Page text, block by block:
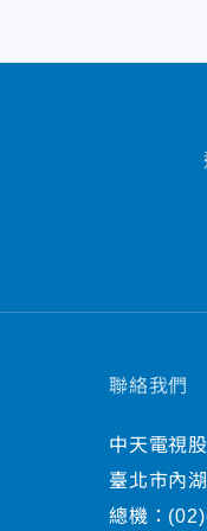
聯絡我們
中天電視
臺北市內
總機：